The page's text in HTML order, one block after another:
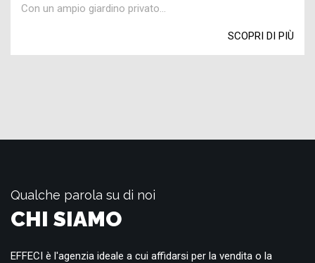
Con un ampio giardino privato...
SCOPRI DI PIÙ
Qualche parola su di noi
CHI SIAMO
EFFECI è l'agenzia ideale a cui affidarsi per la vendita o la